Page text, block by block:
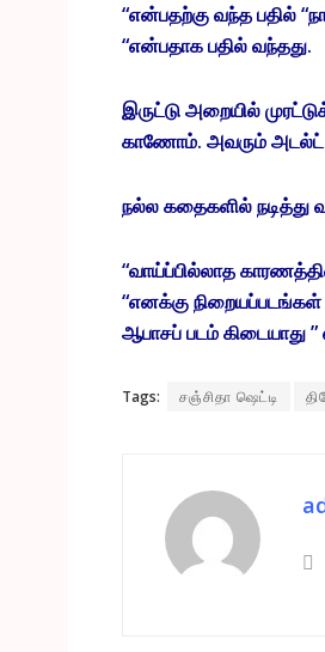
“என்பதற்கு வந்த பதில்
“என்பதாக பதில் வந்தது.
இருட்டு அறையில்
காணோம். அவரும் அடல்ட்
நல்ல கதைகளில் நடித்து
“வாய்ப்பில்லாத
“எனக்கு
ஆபாசப் படம் கிடையாது
Tags: சஞ்சிதா ஷெட்டி